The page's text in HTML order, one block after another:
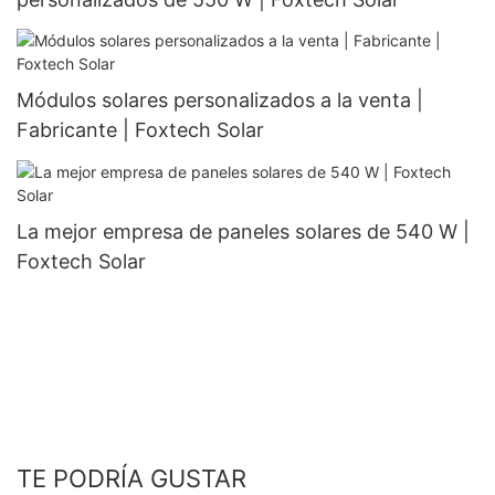
Módulos solares personalizados a la venta |
Fabricante | Foxtech Solar
La mejor empresa de paneles solares de 540 W |
Foxtech Solar
TE PODRÍA GUSTAR